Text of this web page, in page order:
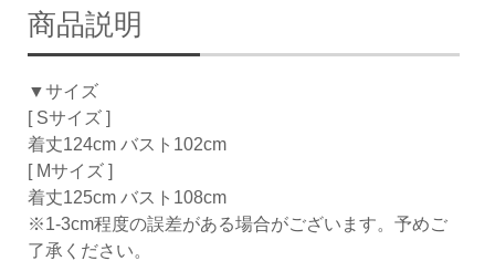
商品説明
▼サイズ
[ Sサイズ ]
着丈124cm バスト102cm
[ Mサイズ ]
着丈125cm バスト108cm
※1-3cm程度の誤差がある場合がございます。予めご
了承ください。